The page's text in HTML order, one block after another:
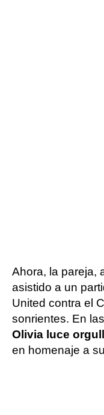
Ahora, la pareja,
asistido a un
United contra el
sonrientes. En
Olivia luce
en homenaje a